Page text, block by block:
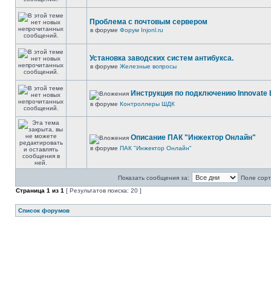
Проблема с почтовым сервером
в форуме Форум Injonl.ru
Установка заводских систем антибукса.
в форуме Железные вопросы
Инструкция по подключению Innovate
в форуме Контроллеры ШДК
Описание ПАК "Инжектор Онлайн"
в форуме ПАК "Инжектор Онлайн"
Показать сообщения за:
Поле
Страница 1 из 1 [ Результатов поиска: 20 ]
Список форумов